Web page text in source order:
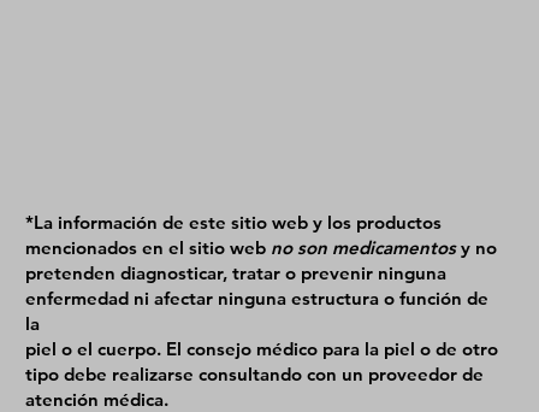
*La información de este sitio web y los productos
mencionados en el sitio web no son medicamentosy no
pretenden diagnosticar, tratar o prevenir ninguna
enfermedad ni afectar ninguna estructura o función de
la
piel o el cuerpo. El consejo médico para la piel o de otro
tipo debe realizarse consultando con un proveedor de
atención médica.